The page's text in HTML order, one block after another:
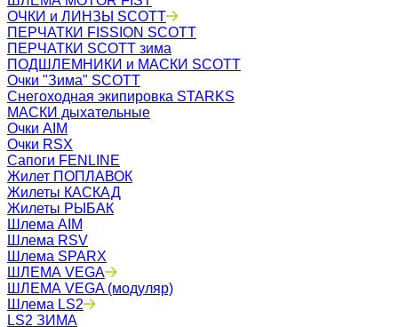
ОЧКИ и ЛИНЗЫ SCOTT
ПЕРЧАТКИ FISSION SCOTT
ПЕРЧАТКИ SCOTT зима
ПОДШЛЕМНИКИ и МАСКИ SCOTT
Очки "Зима" SCOTT
Снегоходная экипировка STARKS
МАСКИ дыхательные
Очки AIM
Очки RSX
Сапоги FENLINE
Жилет ПОПЛАВОК
Жилеты КАСКАД
Жилеты РЫБАК
Шлема AIM
Шлема RSV
Шлема SPARX
ШЛЕМА VEGA
ШЛЕМА VEGA (модуляр)
Шлема LS2
LS2 ЗИМА